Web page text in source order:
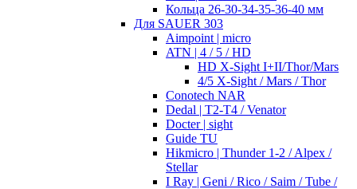
Кольца 26-30-34-35-36-40 мм
Для SAUER 303
Aimpoint | micro
ATN | 4 / 5 / HD
HD X-Sight I+II/Thor/Mars
4/5 X-Sight / Mars / Thor
Conotech NAR
Dedal | T2-T4 / Venator
Docter | sight
Guide TU
Hikmicro | Thunder 1-2 / Alpex /
Stellar
I Ray | Geni / Rico / Saim / Tube /